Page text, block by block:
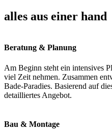
alles aus einer hand
Beratung & Planung
Am Beginn steht ein intensives
viel Zeit nehmen. Zusammen
Bade-Paradies. Basierend auf
detailliertes Angebot.
Bau & Montage